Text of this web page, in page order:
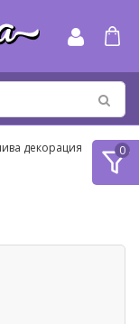
декорация